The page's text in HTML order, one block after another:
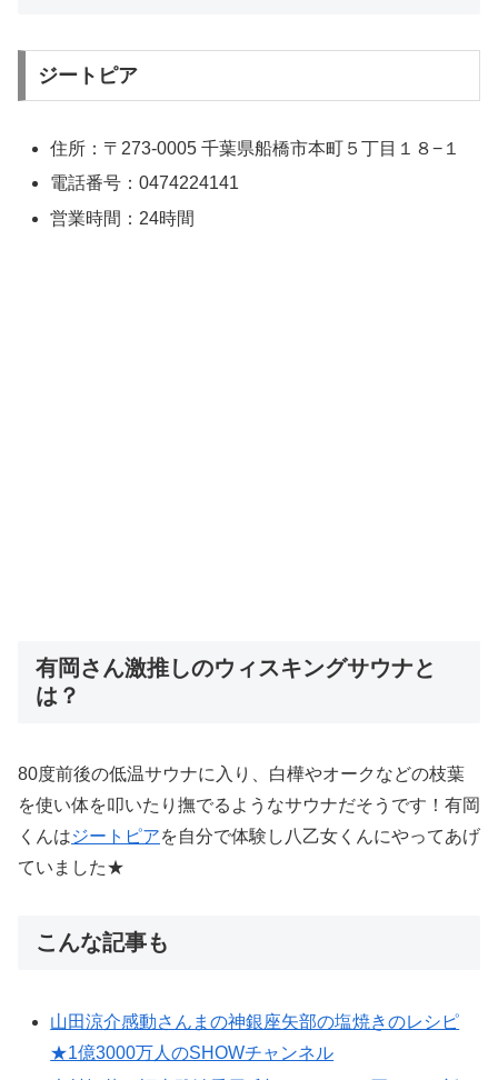
ジートピア
住所：〒273-0005 千葉県船橋市本町５丁目１８−１
電話番号：0474224141
営業時間：24時間
有岡さん激推しのウィスキングサウナと
は？
80度前後の低温サウナに入り、白樺やオークなどの枝葉
を使い体を叩いたり撫でるようなサウナだそうです！有岡
くんはジートピアを自分で体験し八乙女くんにやってあげ
ていました★
こんな記事も
山田涼介感動さんまの神銀座矢部の塩焼きのレシピ
★1億3000万人のSHOWチャンネル